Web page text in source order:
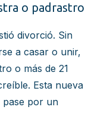
o padrastro
divorció. Sin
a casar o unir,
o más de 21
Esta nueva
pase por un